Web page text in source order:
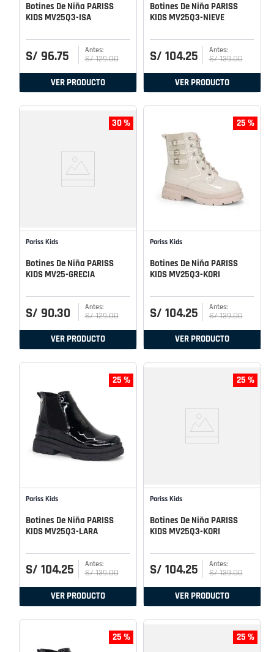
Botines De Niña PARISS
KIDS MV25Q3-ISA
S/ 96.75 S/ 129.00
VER PRODUCTO
Botines De Niña PARISS
KIDS MV25Q3-NIEVE
S/ 104.25 S/ 139.00
VER PRODUCTO
30 %
Pariss Kids
Botines De Niña PARISS
KIDS MV25-GRECIA
S/ 90.30 S/ 129.00
VER PRODUCTO
25 %
Pariss Kids
Botines De Niña PARISS
KIDS MV25Q3-KORI
S/ 104.25 S/ 139.00
VER PRODUCTO
25 %
Pariss Kids
Botines De Niña PARISS
KIDS MV25Q3-LARA
S/ 104.25 S/ 139.00
VER PRODUCTO
25 %
Pariss Kids
Botines De Niña PARISS
KIDS MV25Q3-KORI
S/ 104.25 S/ 139.00
VER PRODUCTO
25 % 25 %